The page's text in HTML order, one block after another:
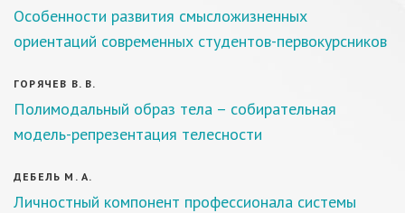
Особенности развития смысложизненных
ориентаций современных студентов-первокурсников
ГОРЯЧЕВ В. В.
Полимодальный образ тела – собирательная
модель-репрезентация телесности
ДЕБЕЛЬ М. А.
Личностный компонент профессионала системы